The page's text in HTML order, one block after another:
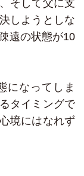
そして父に支
しようとしな
遠の状態が10
になってしま
タイミングで
境にはなれず